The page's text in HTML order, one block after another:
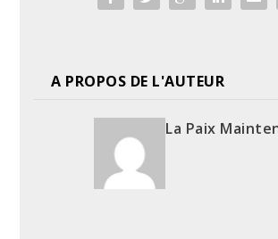
A PROPOS DE L'AUTEUR
La Paix